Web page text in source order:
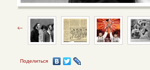
Поделиться